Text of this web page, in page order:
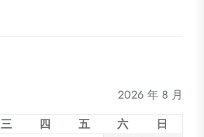
2026 年 8 月
三 四 五 六
日